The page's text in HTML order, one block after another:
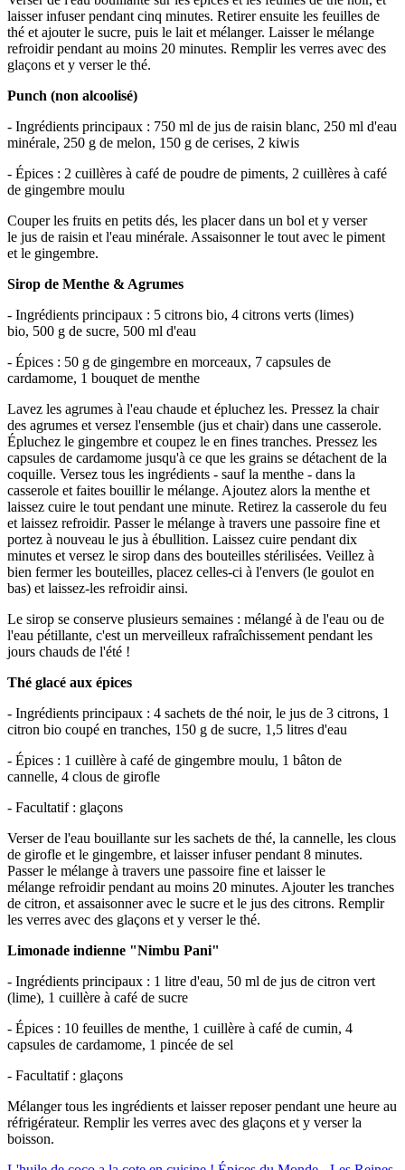
laisser infuser pendant cinq minutes. Retirer ensuite les feuilles de
thé et ajouter le sucre, puis le lait et mélanger. Laisser le mélange
refroidir pendant au moins 20 minutes. Remplir les verres avec des
glaçons et y verser le thé.
Punch (non alcoolisé)
- Ingrédients principaux : 750 ml de jus de raisin blanc, 250 ml d'eau
minérale, 250 g de melon, 150 g de cerises, 2 kiwis
- Épices : 2 cuillères à café de poudre de piments, 2 cuillères à café
de gingembre moulu
Couper les fruits en petits dés, les placer dans un bol et y verser
le jus de raisin et l'eau minérale. Assaisonner le tout avec le piment
et le gingembre.
Sirop de Menthe & Agrumes
- Ingrédients principaux : 5 citrons bio, 4 citrons verts (limes)
bio, 500 g de sucre, 500 ml d'eau
- Épices : 50 g de gingembre en morceaux, 7 capsules de
cardamome, 1 bouquet de menthe
Lavez les agrumes à l'eau chaude et épluchez les. Pressez la chair
des agrumes et versez l'ensemble (jus et chair) dans une casserole.
Épluchez le gingembre et coupez le en fines tranches. Pressez les
capsules de cardamome jusqu'à ce que les grains se détachent de la
coquille. Versez tous les ingrédients - sauf la menthe - dans la
casserole et faites bouillir le mélange. Ajoutez alors la menthe et
laissez cuire le tout pendant une minute. Retirez la casserole du feu
et laissez refroidir. Passer le mélange à travers une passoire fine et
portez à nouveau le jus à ébullition. Laissez cuire pendant dix
minutes et versez le sirop dans des bouteilles stérilisées. Veillez à
bien fermer les bouteilles, placez celles-ci à l'envers (le goulot en
bas) et laissez-les refroidir ainsi.
Le sirop se conserve plusieurs semaines : mélangé à de l'eau ou de
l'eau pétillante, c'est un merveilleux rafraîchissement pendant les
jours chauds de l'été !
Thé glacé aux épices
- Ingrédients principaux : 4 sachets de thé noir, le jus de 3 citrons, 1
citron bio coupé en tranches, 150 g de sucre, 1,5 litres d'eau
- Épices : 1 cuillère à café de gingembre moulu, 1 bâton de
cannelle, 4 clous de girofle
- Facultatif : glaçons
Verser de l'eau bouillante sur les sachets de thé, la cannelle, les clous
de girofle et le gingembre, et laisser infuser pendant 8 minutes.
Passer le mélange à travers une passoire fine et laisser le
mélange refroidir pendant au moins 20 minutes. Ajouter les tranches
de citron, et assaisonner avec le sucre et le jus des citrons. Remplir
les verres avec des glaçons et y verser le thé.
Limonade indienne "Nimbu Pani"
- Ingrédients principaux : 1 litre d'eau, 50 ml de jus de citron vert
(lime), 1 cuillère à café de sucre
- Épices : 10 feuilles de menthe, 1 cuillère à café de cumin, 4
capsules de cardamome, 1 pincée de sel
- Facultatif : glaçons
Mélanger tous les ingrédients et laisser reposer pendant une heure au
réfrigérateur. Remplir les verres avec des glaçons et y verser la
boisson.